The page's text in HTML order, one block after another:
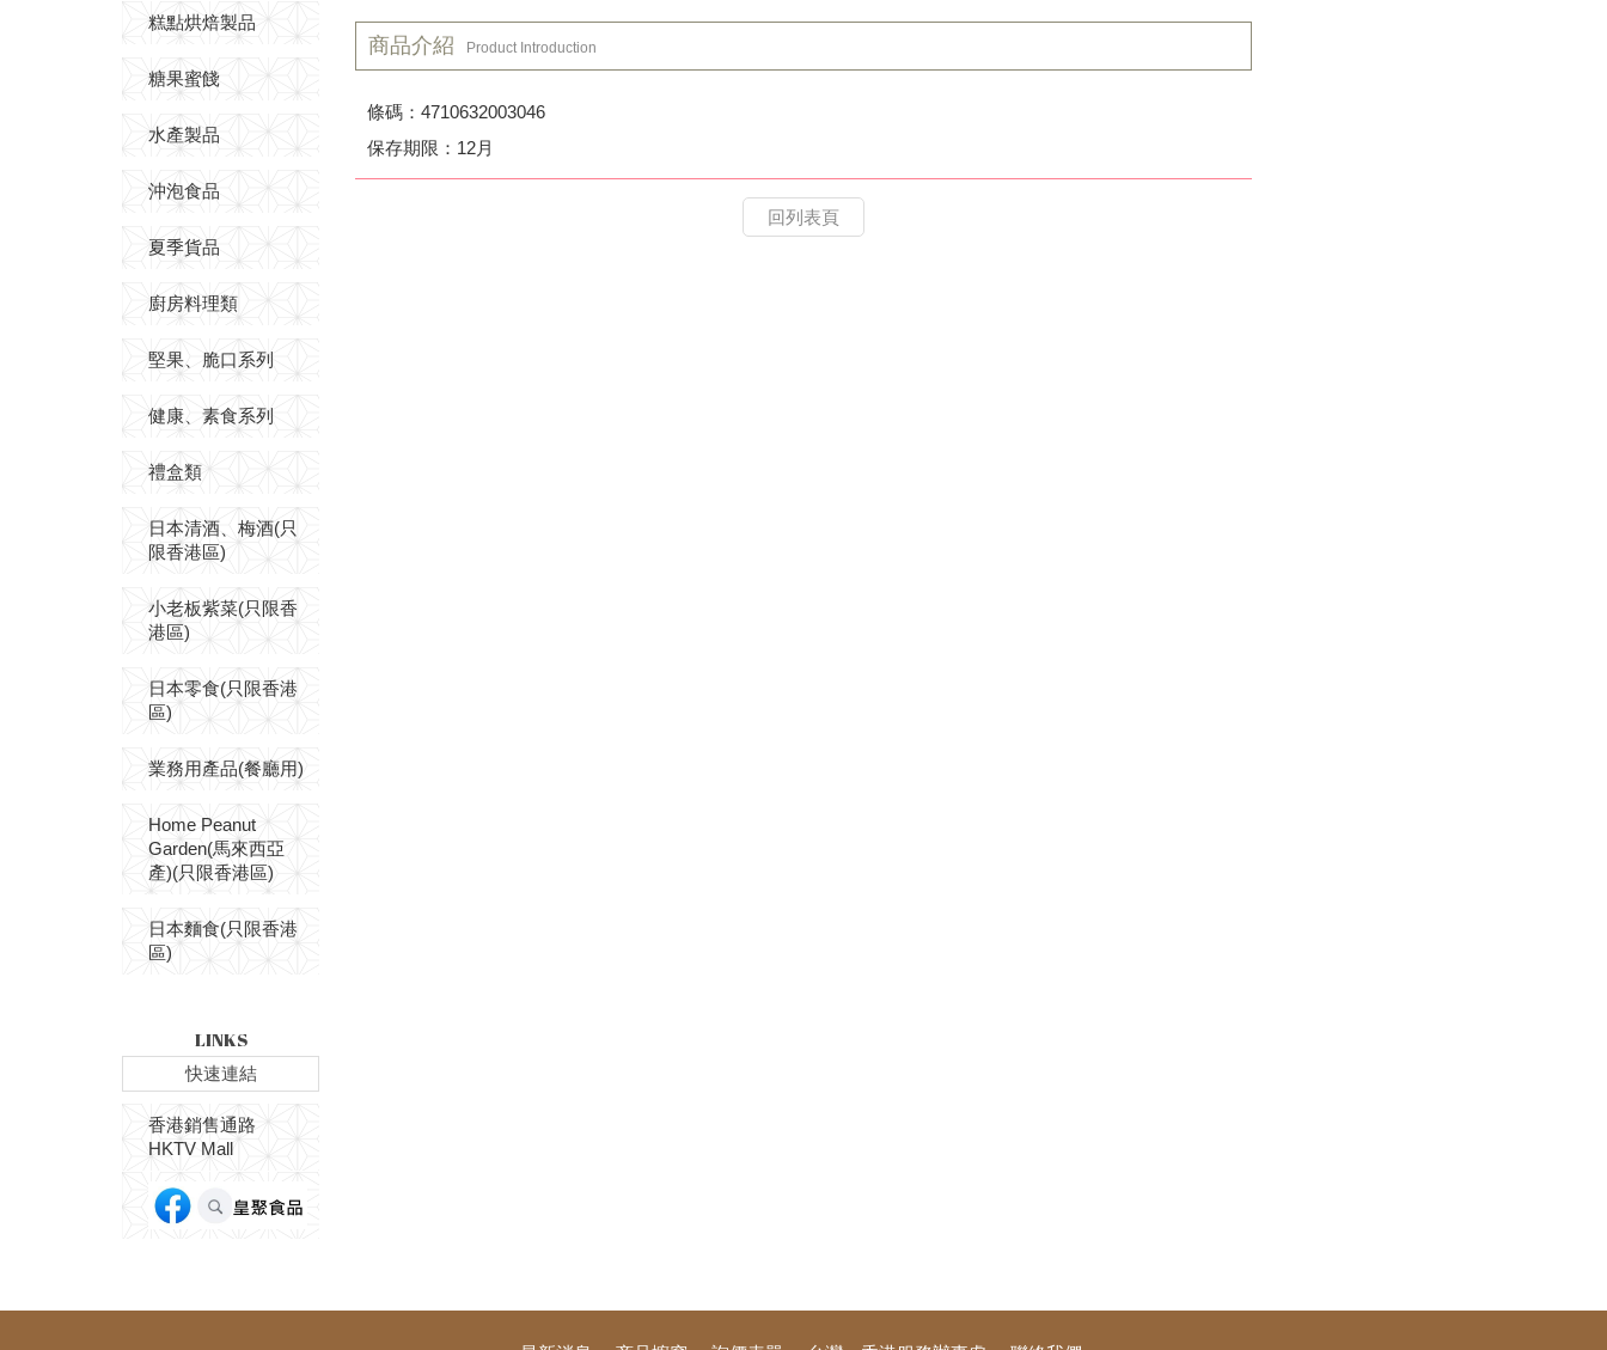
糕點烘焙製品
糖果蜜餞
水產製品
沖泡食品
夏季貨品
廚房料理類
堅果、脆口系列
健康、素食系列
禮盒類
日本清酒、梅酒(只
限香港區)
小老板紫菜(只限香
港區)
日本零食(只限香港
區)
業務用產品(餐廳用)
Home Peanut
Garden(馬來西亞
產)(只限香港區)
日本麵食(只限香港
區)
LINKS
快速連結
香港銷售通路
HKTV Mall
商品介紹 Product Introduction
條碼：4710632003046
保存期限：12月
回列表頁